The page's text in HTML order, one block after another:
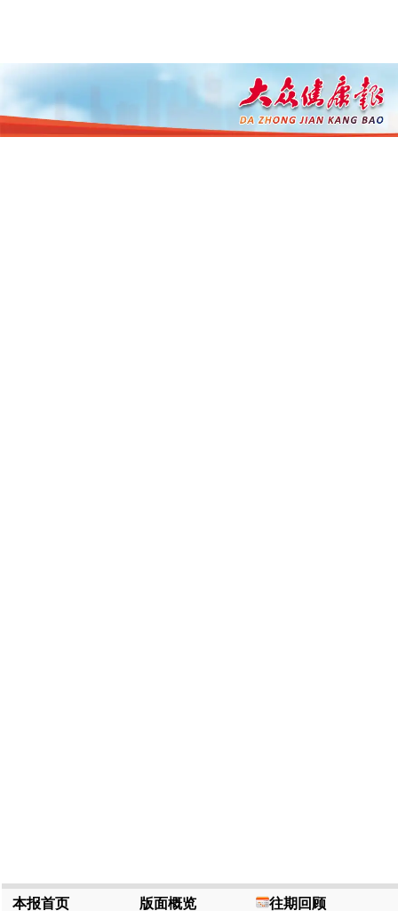
本报首页 版面概览 往期回顾